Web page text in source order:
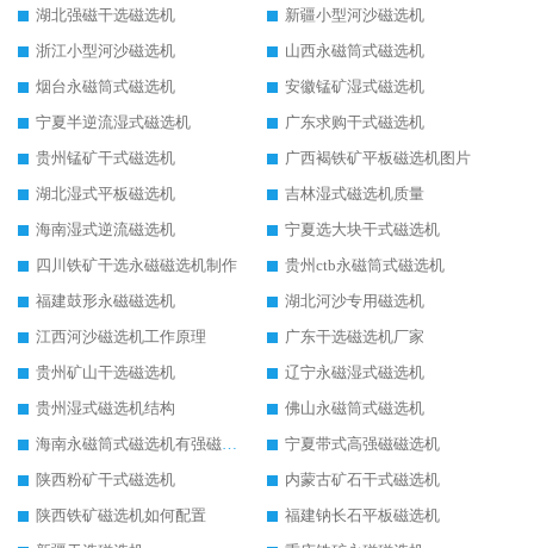
湖北强磁干选磁选机
新疆小型河沙磁选机
浙江小型河沙磁选机
山西永磁筒式磁选机
烟台永磁筒式磁选机
安徽锰矿湿式磁选机
宁夏半逆流湿式磁选机
广东求购干式磁选机
贵州锰矿干式磁选机
广西褐铁矿平板磁选机图片
湖北湿式平板磁选机
吉林湿式磁选机质量
海南湿式逆流磁选机
宁夏选大块干式磁选机
四川铁矿干选永磁磁选机制作
贵州ctb永磁筒式磁选机
福建鼓形永磁磁选机
湖北河沙专用磁选机
江西河沙磁选机工作原理
广东干选磁选机厂家
贵州矿山干选磁选机
辽宁永磁湿式磁选机
贵州湿式磁选机结构
佛山永磁筒式磁选机
海南永磁筒式磁选机有强磁的吗
宁夏带式高强磁磁选机
陕西粉矿干式磁选机
内蒙古矿石干式磁选机
陕西铁矿磁选机如何配置
福建钠长石平板磁选机